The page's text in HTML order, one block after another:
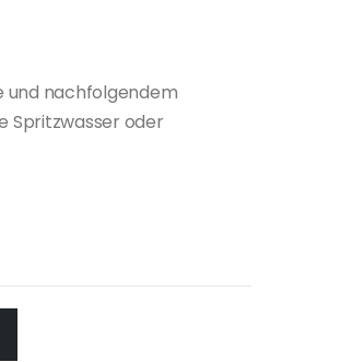
und nachfolgendem
Spritzwasser oder